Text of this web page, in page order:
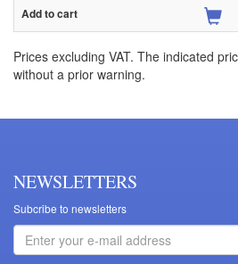
Prices excluding VAT. The indicated
without a prior warning.
NEWSLETTERS
Subcribe to newsletters